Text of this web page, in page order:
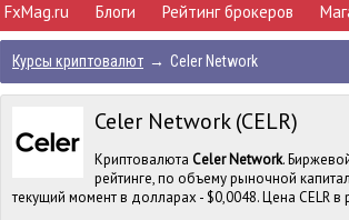
FxMag.ru Блоги Рейтинг брокеров
Курсы криптовалют → Celer Network
Celer Network (CELR)
Криптовалюта Celer Network.
рейтинге, по объему рыночной
текущий момент в долларах - $0,0048. Цена CELR в